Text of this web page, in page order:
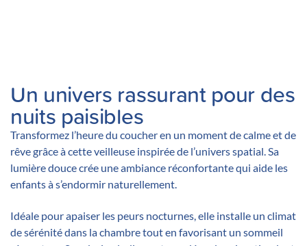
Un univers rassurant pour des
nuits paisibles
Transformez l’heure du coucher en un moment de calme et de
rêve grâce à cette veilleuse inspirée de l’univers spatial. Sa
lumière douce crée une ambiance réconfortante qui aide les
enfants à s’endormir naturellement.
Idéale pour apaiser les peurs nocturnes, elle installe un climat
de sérénité dans la chambre tout en favorisant un sommeil